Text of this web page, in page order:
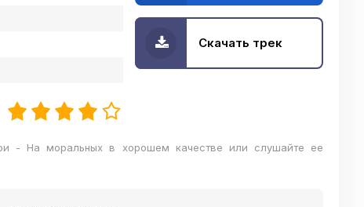
Скачать трек
- На моральных в хорошем качестве или слушайте ее